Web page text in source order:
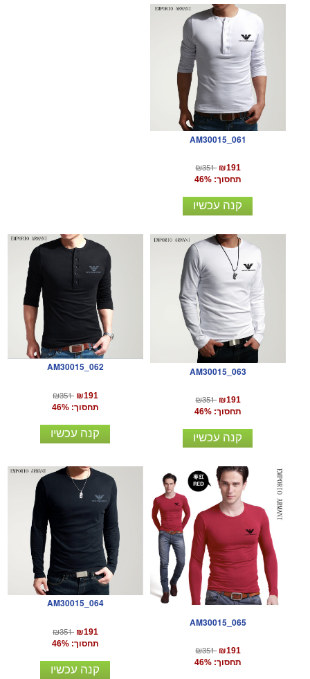
AM30015_061
₪351 ₪191
תחסוך: 46%
קנה עכשיו
AM30015_062
₪351 ₪191
תחסוך: 46%
קנה עכשיו
AM30015_063
₪351 ₪191
תחסוך: 46%
קנה עכשיו
AM30015_064
₪351 ₪191
תחסוך: 46%
קנה עכשיו
AM30015_065
₪351 ₪191
תחסוך: 46%